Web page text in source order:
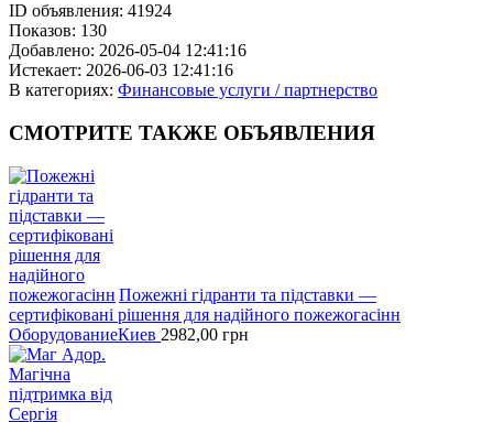
ID объявления: 41924
Показов: 130
Добавлено: 2026-05-04 12:41:16
Истекает: 2026-06-03 12:41:16
В категориях: Финансовые услуги / партнерство
СМОТРИТЕ ТАКЖЕ ОБЪЯВЛЕНИЯ
Пожежні гідранти тa підставки —
сертифіковані рішення для надійного пожежогасінн
ОборудованиеКиев 2982,00 грн